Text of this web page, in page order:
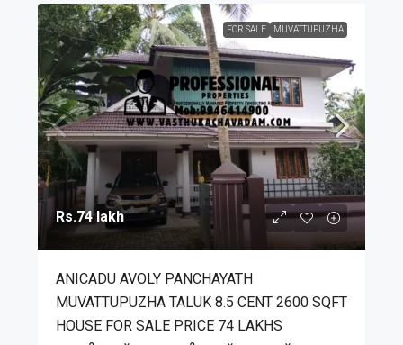
FOR SALE MUVATTUPUZHA
Rs.74 lakh
ANICADU AVOLY PANCHAYATH
MUVATTUPUZHA TALUK 8.5 CENT 2600 SQFT
HOUSE FOR SALE PRICE 74 LAKHS